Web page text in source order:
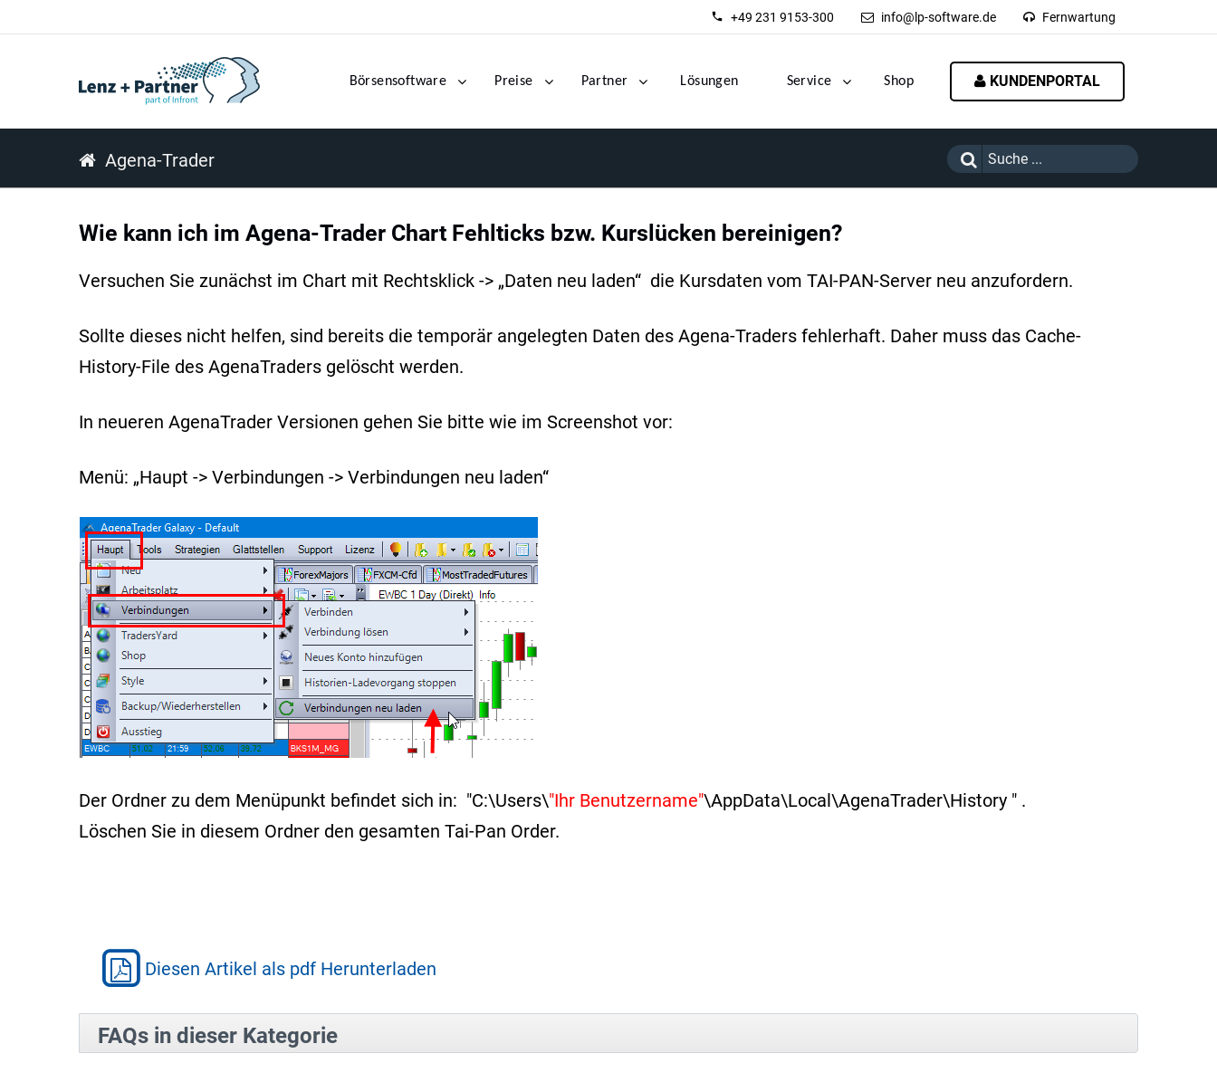
+49 231 9153-300 info@lp-software.de Fernwartung
Börsensoftware Preise Partner Lösungen Service Shop KUNDENPORTAL
Agena-Trader
Wie kann ich im Agena-Trader Chart Fehlticks bzw. Kurslücken bereinigen?
Versuchen Sie zunächst im Chart mit Rechtsklick -> „Daten neu laden“ die Kursdaten vom TAI-PAN-Server neu anzufordern.
Sollte dieses nicht helfen, sind bereits die temporär angelegten Daten des Agena-Traders fehlerhaft. Daher muss das Cache-
History-File des AgenaTraders gelöscht werden.
In neueren AgenaTrader Versionen gehen Sie bitte wie im Screenshot vor:
Menü: „Haupt -> Verbindungen -> Verbindungen neu laden“
Der Ordner zu dem Menüpunkt befindet sich in: "C:\Users\"Ihr Benutzername"\AppData\Local\AgenaTrader\History " .
Löschen Sie in diesem Ordner den gesamten Tai-Pan Order.
Diesen Artikel als pdf Herunterladen
FAQs in dieser Kategorie